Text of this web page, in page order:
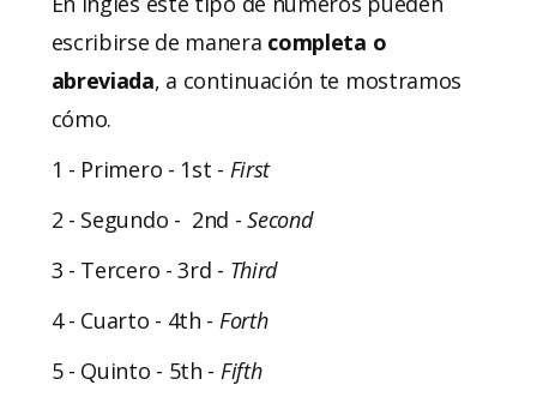
escribirse de manera completa o
abreviada, a continuación te mostramos
cómo.
1 - Primero - 1st - First
2 - Segundo - 2nd -Second
3 - Tercero - 3rd - Third
4 - Cuarto - 4th - Forth
5 - Quinto - 5th - Fifth